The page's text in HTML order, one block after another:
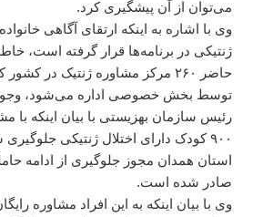
می‌توان از آن پیشگیری کرد.
وی با اشاره به اینکه ارتقای آگاهی
ژنتیکی در برنامه‌ها قرار گرفته است،
توسط بخش خصوصی اداره می‌شود،
رئیس سازمان بهزیستی با بیان اینکه با
۹۰۰ کودک دارای اختلال ژنتیکی
صادر شده است.
وی با بیان اینکه به این افراد مشاوره